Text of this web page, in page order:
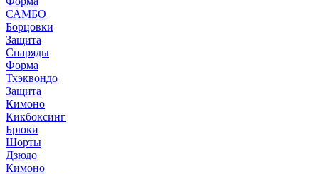
САМБО
Борцовки
Защита
Снаряды
Форма
Тхэквондо
Защита
Кимоно
Кикбоксинг
Брюки
Шорты
Дзюдо
Кимоно